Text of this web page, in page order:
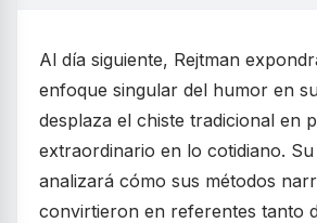
Al día siguiente, Rejtman
enfoque singular del humor en
desplaza el chiste tradicional en
extraordinario en lo cotidiano.
analizará cómo sus métodos
convirtieron en referentes tanto